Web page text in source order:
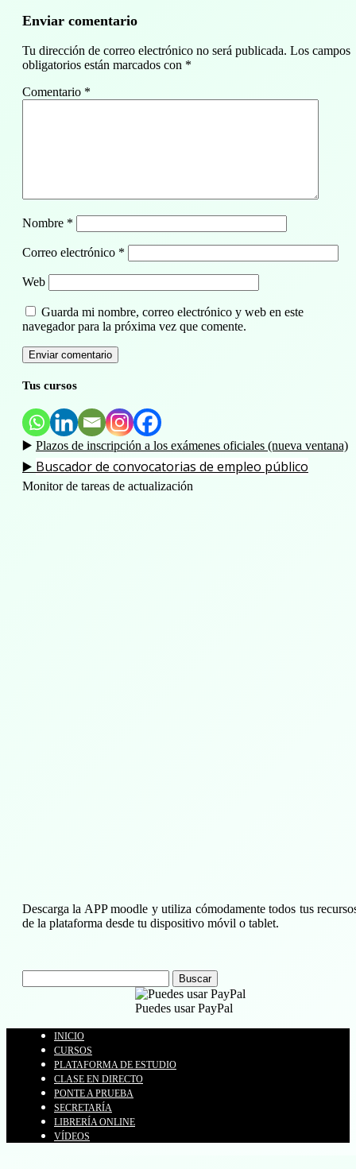
Enviar comentario
Tu dirección de correo electrónico no será publicada. Los campos
obligatorios están marcados con *
Comentario *
Nombre *
Correo electrónico *
Web
Guarda mi nombre, correo electrónico y web en este
navegador para la próxima vez que comente.
Tus cursos
▶️ Plazos de inscripción a los exámenes oficiales (nueva ventana)
▶️ Buscador de convocatorias de empleo público
Monitor de tareas de actualización
Descarga la APP moodle y utiliza cómodamente todos tus
de la plataforma desde tu dispositivo móvil o tablet.
Puedes usar PayPal
INICIO
CURSOS
PLATAFORMA DE ESTUDIO
CLASE EN DIRECTO
PONTE A PRUEBA
SECRETARÍA
LIBRERÍA ONLINE
VÍDEOS